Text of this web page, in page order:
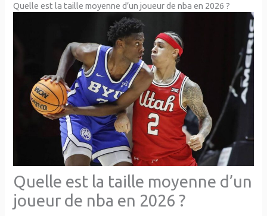
Quelle est la taille moyenne d’un joueur de nba en 2026 ?
Quelle est la taille moyenne d’un
joueur de nba en 2026 ?